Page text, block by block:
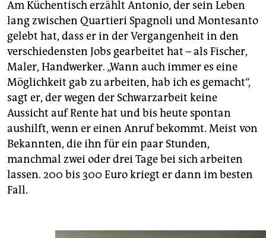
Am Küchentisch erzählt Antonio, der sein Leben
lang zwischen Quartieri Spagnoli und Montesanto
gelebt hat, dass er in der Vergangenheit in den
verschiedensten Jobs gearbeitet hat – als Fischer,
Maler, Handwerker. „Wann auch immer es eine
Möglichkeit gab zu arbeiten, hab ich es gemacht“,
sagt er, der wegen der Schwarzarbeit keine
Aussicht auf Rente hat und bis heute spontan
aushilft, wenn er einen Anruf bekommt. Meist von
Bekannten, die ihn für ein paar Stunden,
manchmal zwei oder drei Tage bei sich arbeiten
lassen. 200 bis 300 Euro kriegt er dann im besten
Fall.